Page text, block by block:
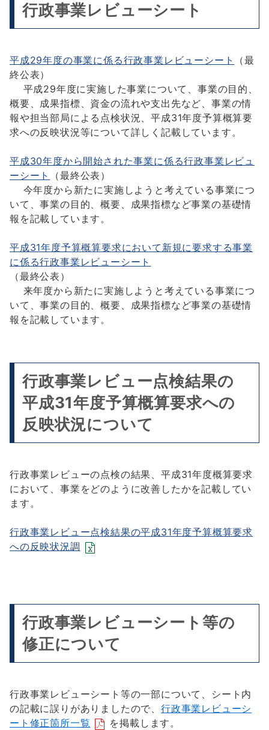
行政事業レビューシート
平成29年度の事業に係る行政事業レビューシート
（最
終公表）
平成29年度に実施した事業について、事業の目的、
概要、成果指標、資金の流れや支出先など、事業の情
報や担当部局による点検状況、平成31年度予算概算要
求への反映状況等について詳しく記載しています。
平成30年度から開始された事業に係る行政事業レビュ
ーシート
（最終公表）
今年度から新たに実施しようと考えている事業につ
いて、事業の目的、概要、成果指標など事業の基礎情
報を記載しています。
平成31年度予算概算要求において新規に要求する事業
に係る行政事業レビューシート
（最終公表）
来年度から新たに実施しようと考えている事業につ
いて、事業の目的、概要、成果指標など事業の基礎情
報を記載しています。
行政事業レビュー点検結果の
平成31年度予算概算要求への
反映状況について
行政事業レビューの点検の結果、平成31年度概算要求
において、事業をどのように改善したかを記載してい
ます。
行政事業レビュー点検結果の平成31年度予算概算要求
への反映状況調
行政事業レビューシート等の
修正について
行政事業レビューシート等の一部について、シート内
の記載に誤りがありましたので、行政事業レビューシ
ート修正箇所一覧
を掲載します。